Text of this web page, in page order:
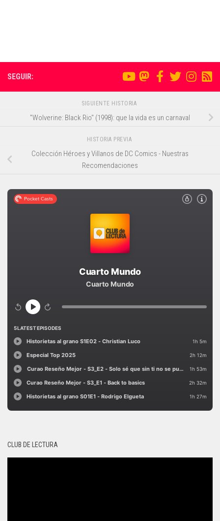
SEGUIR:
SIGUIENTE HISTORIA
"Wolverine: Black Rio" (1998): que la vida es un carnaval
HISTORIA PREVIA
Colección Héroes y Villanos de DC Comics - Nuestras
Recomendaciones
CLUB DE LECTURA